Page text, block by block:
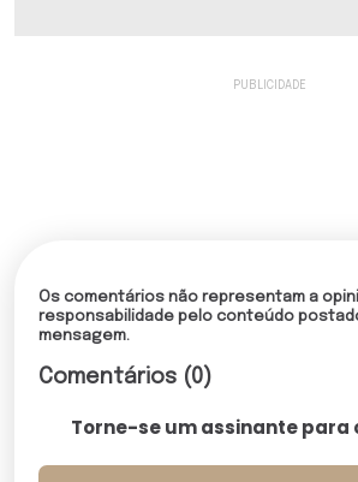
Os comentários não representam a
responsabilidade pelo conteúdo
mensagem.
Comentários (0)
Torne-se um assinante para